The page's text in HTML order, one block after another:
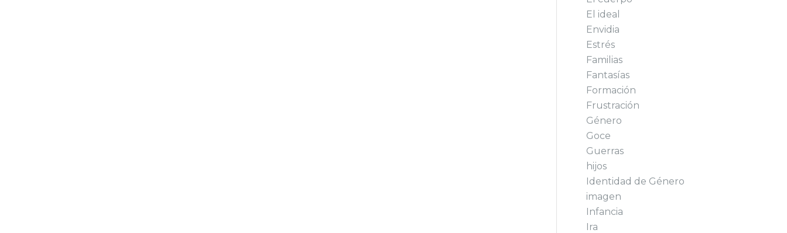
El ideal
Envidia
Estrés
Familias
Fantasías
Formación
Frustración
Género
Goce
Guerras
hijos
Identidad de Género
imagen
Infancia
Ira